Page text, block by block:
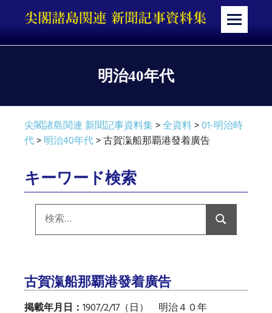
テ
メ
明治40年代
尖閣諸島関連 新聞記事資料集>全資料>01-明治時
代>明治40年代>古賀滊船那覇港發着廣告
キーワード検索
索:
検
索
古賀滊船那覇港發着廣告
掲載年月日： 1907/2/17（日） 明治４０年